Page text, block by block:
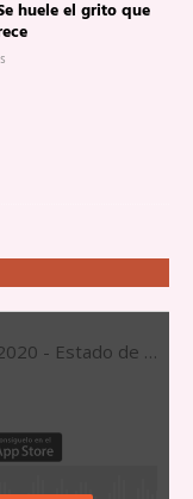
huele el grito que